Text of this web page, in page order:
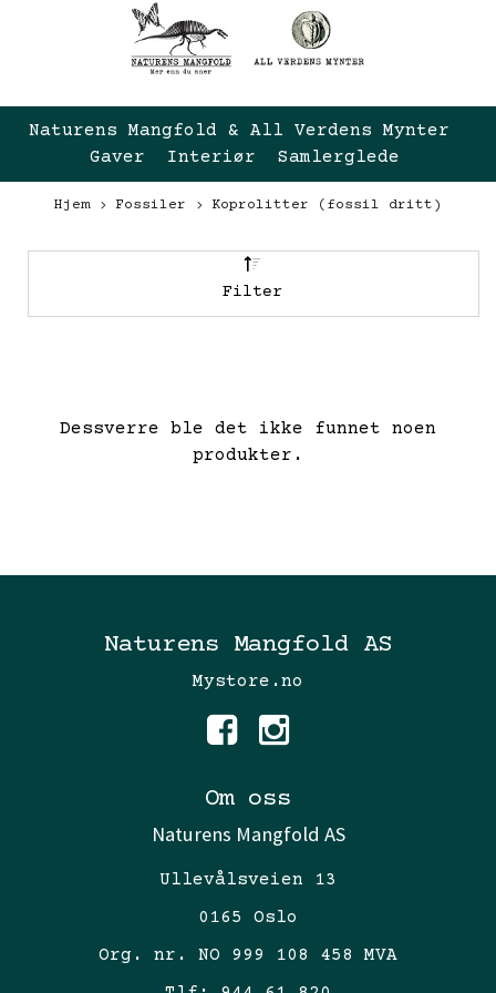
Naturens Mangfold & All Verdens Mynter 
Gaver  Interiør  Samlerglede
Hjem Fossiler Koprolitter (fossil dritt)
Filter
Dessverre ble det ikke funnet noen
produkter.
Naturens Mangfold AS
Mystore.no
Om oss
Naturens Mangfold AS
Ullevålsveien 13
0165 Oslo
Org. nr. NO 999 108 458 MVA